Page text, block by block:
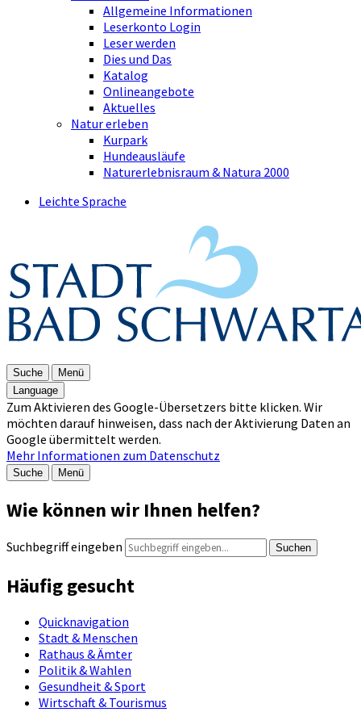
Allgemeine Informationen
Leserkonto Login
Leser werden
Dies und Das
Katalog
Onlineangebote
Aktuelles
Natur erleben
Kurpark
Hundeausläufe
Naturerlebnisraum & Natura 2000
Leichte Sprache
Suche
Menü
Language
Zum Aktivieren des Google-Übersetzers bitte klicken. Wir
möchten darauf hinweisen, dass nach der Aktivierung Daten an
Google übermittelt werden.
Mehr Informationen zum Datenschutz
Suche Menü
Wie können wir Ihnen helfen?
Suchbegriff eingeben Suchen
Häufig gesucht
Quicknavigation
Stadt & Menschen
Rathaus & Ämter
Politik & Wahlen
Gesundheit & Sport
Wirtschaft & Tourismus